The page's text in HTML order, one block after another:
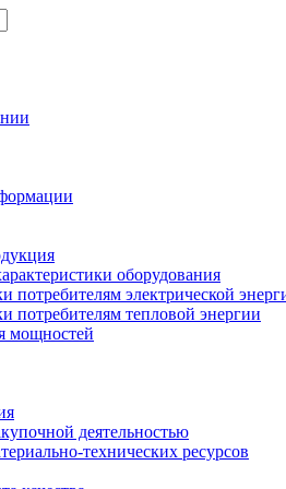
оборудования
потребителям электрической
потребителям тепловой энергии
мощностей
деятельностью
технических ресурсов